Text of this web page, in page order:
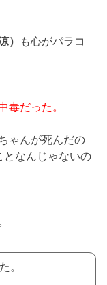
）
も心がパラコ
毒だった。
ゃんが死んだの
となんじゃないの
。